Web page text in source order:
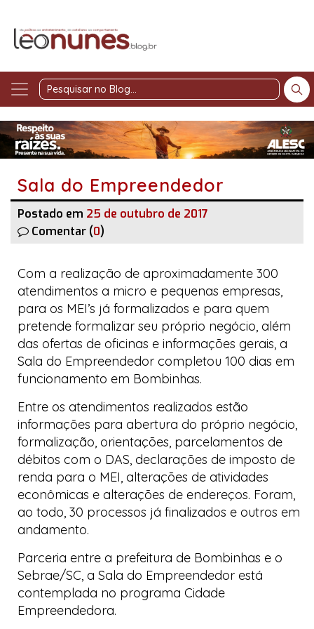
Pesquisar
Blog
Sala do Empreendedor
Postado em 25 de outubro de 2017
Comentar (0)
Com a realização de aproximadamente 300
atendimentos a micro e pequenas empresas,
para os MEI’s já formalizados e para quem
pretende formalizar seu próprio negócio, além
das ofertas de oficinas e informações gerais, a
Sala do Empreendedor completou 100 dias em
funcionamento em Bombinhas.
Entre os atendimentos realizados estão
informações para abertura do próprio negócio,
formalização, orientações, parcelamentos de
débitos com o DAS, declarações de imposto de
renda para o MEI, alterações de atividades
econômicas e alterações de endereços. Foram,
ao todo, 30 processos já finalizados e outros em
andamento.
Parceria entre a prefeitura de Bombinhas e o
Sebrae/SC, a Sala do Empreendedor está
contemplada no programa Cidade
Empreendedora.